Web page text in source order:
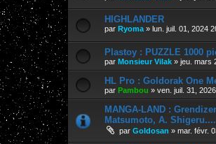
HIGHLANDER
par Ryoma» lun. juil. 01, 2024
Plastoy : PUZZLE 1000
par Monsieur Vilak » jeu. mars
HL Pro : Goldorak One
par Pambou » ven. juil. 31,
MANGA-LAND :
Matsumoto, A. Shigeru....
par Goldosan » mar. févr.